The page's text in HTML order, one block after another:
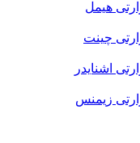
هیمل
چینت
اشنایدر
زیمنس